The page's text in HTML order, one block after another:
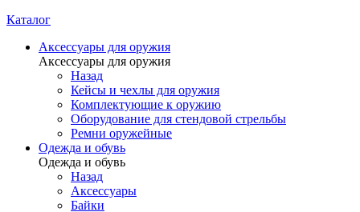
Каталог
Аксессуары для оружия
Аксессуары для оружия
Назад
Кейсы и чехлы для оружия
Комплектующие к оружию
Оборудование для стендовой стрельбы
Ремни оружейные
Одежда и обувь
Одежда и обувь
Назад
Аксессуары
Байки